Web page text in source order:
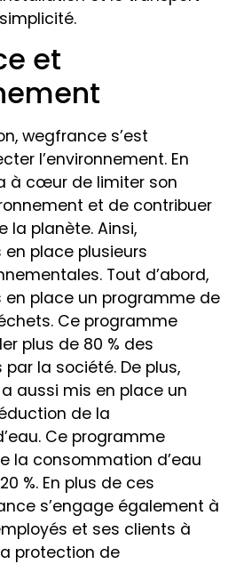
et
wegfrance s’est
l’environnement. En
à cœur de limiter son
et de contribuer
la planète. Ainsi,
place plusieurs
Tout d’abord,
place un programme de
Ce programme
plus de 80 % des
la société. De plus,
a aussi mis en place un
de la
Ce programme
la consommation d’eau
%. En plus de ces
s’engage également à
et ses clients à
protection de